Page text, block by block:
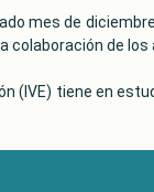
mes de
de
(IVE) tiene en